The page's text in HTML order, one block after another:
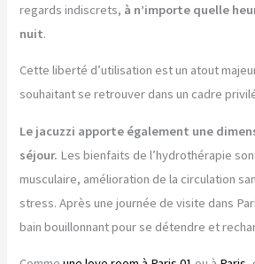
regards indiscrets, à n’importe quelle
nuit.
Cette liberté d’utilisation est un atout
souhaitant se retrouver dans un cadre
Le jacuzzi apporte également une
séjour. Les bienfaits de l’hydrothérapie
musculaire, amélioration de la circulation
stress. Après une journée de visite dans
bain bouillonnant pour se détendre et